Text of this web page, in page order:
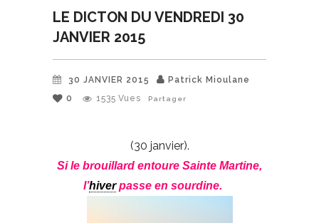
LE DICTON DU VENDREDI 30
JANVIER 2015
30 JANVIER 2015
Patrick Mioulane
0
1535 Vues Partager
(30 janvier).
Si le brouillard entoure Sainte Martine,
l’hiverpasse en sourdine.